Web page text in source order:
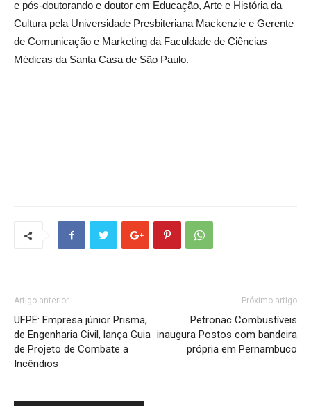
e pós-doutorando e doutor em Educação, Arte e História da
Cultura pela Universidade Presbiteriana Mackenzie e Gerente
de Comunicação e Marketing da Faculdade de Ciências
Médicas da Santa Casa de São Paulo.
Artigo anterior
UFPE: Empresa júnior Prisma,
de Engenharia Civil, lança Guia
de Projeto de Combate a
Incêndios
Próximo artigo
Petronac Combustíveis
inaugura Postos com bandeira
própria em Pernambuco